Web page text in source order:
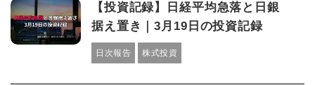
【投資記録】日経平均急落と日銀
据え置き｜3月19日の投資記録
日次報告 株式投資